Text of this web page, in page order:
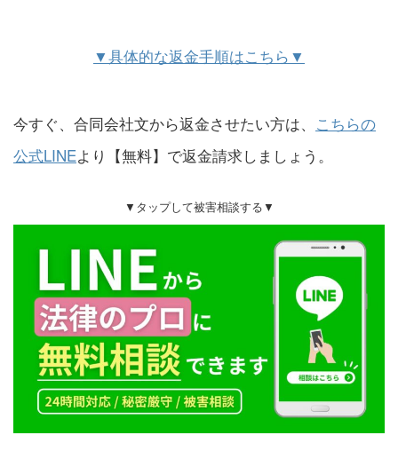
▼具体的な返金手順はこちら▼
今すぐ、合同会社文から返金させたい方は、 こちらの
公式LINEより【無料】で返金請求しましょう。
▼タップして被害相談する▼